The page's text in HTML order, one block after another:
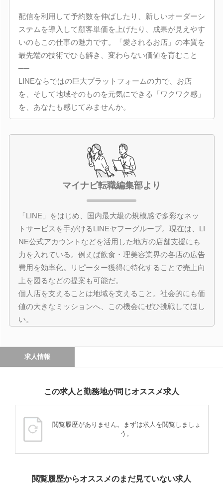
配信を利用して予約数を伸ばしたり、新しいオーダーシ
ステムを導入して顧客単価を上げたり、成果が見えやす
いのもこの仕事の魅力です。「愛されるお店」の本質を
最先端の技術でひも解き、変わらない価値を育むこと
──
LINEならではの巨大プラットフォームの力で、お店
を、そして地域そのものを元気にできる「ワクワク感」
を、あなたも感じてみませんか。
マイナビ転職編集部より
「LINE」をはじめ、国内最大級の規模感で多彩なネッ
トサービスを手がけるLINEヤフーグループ。現在は、LI
NE公式アカウントなどを活用した地方の店舗支援にも
力を入れている。例えば飲食・理美容業界の各店の広告
費用を効率化。リピーター獲得に特化することで売上向
上を図るなどの提案も可能だ。
個人店を支えることは地域を支えること。社会的にも価
値の大きなミッションへ、この機会にぜひ挑戦してほし
い。
求人情報
この求人と勤務地が同じオススメ求人
閲覧履歴がありません。まずは求人を閲覧しましょ
う。
閲覧履歴からオススメのまだ見ていない求人